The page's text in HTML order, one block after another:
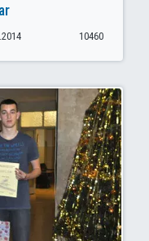
10460